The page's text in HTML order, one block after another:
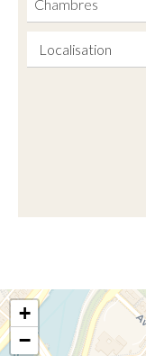
Chambres
Localisation
+
−